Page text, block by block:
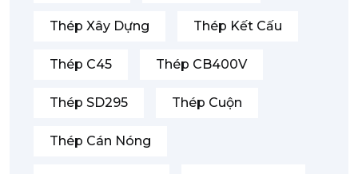
Thép Xây Dựng Thép Kết Cấu
Thép C45 Thép CB400V
Thép SD295 Thép Cuộn
Thép Cán Nóng